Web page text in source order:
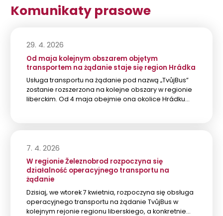
Komunikaty prasowe
29. 4. 2026
Od maja kolejnym obszarem objętym
transportem na żądanie staje się region Hrádka
Usługa transportu na żądanie pod nazwą „TvůjBus”
zostanie rozszerzona na kolejne obszary w regionie
liberckim. Od 4 maja obejmie ona okolice Hrádku…
7. 4. 2026
W regionie Železnobrod rozpoczyna się
działalność operacyjnego transportu na
żądanie
Dzisiaj, we wtorek 7 kwietnia, rozpoczyna się obsługa
operacyjnego transportu na żądanie TvůjBus w
kolejnym rejonie regionu liberskiego, a konkretnie…